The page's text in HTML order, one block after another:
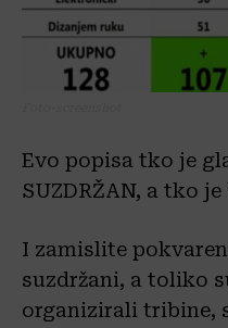
Evo popisa tko je
SUZDRŽAN, a tko je
I zamislite
suzdržani, a toliko
organizirali tribine,